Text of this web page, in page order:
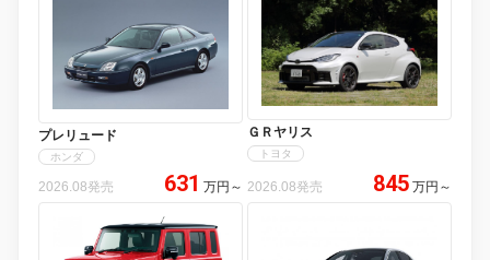
プレリュード
ホンダ
2026.08発売 631 万円 ～
ＧＲヤリス
トヨタ
2026.08発売 845 万円 ～